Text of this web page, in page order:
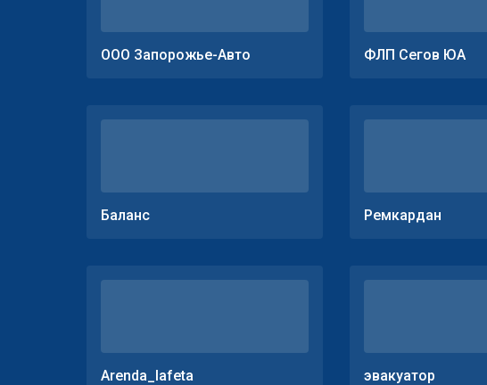
ООО Запорожье-Авто ФЛП Сегов ЮА
Баланс Ремкардан
Arenda_lafeta эвакуатор